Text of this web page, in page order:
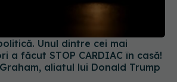
aliatul lui Donald Trump